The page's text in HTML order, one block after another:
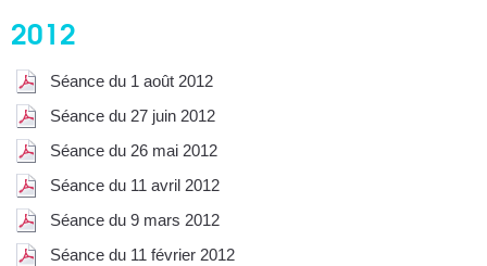
2012
Séance du 1 août 2012
Séance du 27 juin 2012
Séance du 26 mai 2012
Séance du 11 avril 2012
Séance du 9 mars 2012
Séance du 11 février 2012